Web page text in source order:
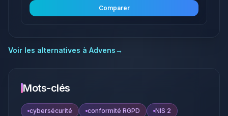
Comparer
Voir les alternatives à Advens→
Mots-clés
cybersécurité conformité RGPD
NIS 2